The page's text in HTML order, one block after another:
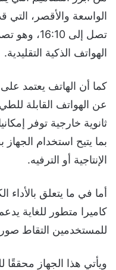
الواسعة والأقصر،
تصل إلى
الهواتف الذكية التقليدية.
كما أن الهاتف يعتمد
عن الهواتف القابلة
ثانوية خارجية توفر
بما يتيح استخدام
الإنتاجية أو الترفيه.
أما في ما يتعلق بالأداء
للمستخدمين التقاط
ويأتي هذا الجهاز محققًا